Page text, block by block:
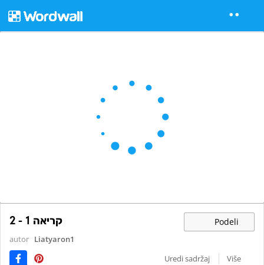
קריאה 1 - 2 Podeli
autor Liatyaron1
Uredi sadržaj
Više